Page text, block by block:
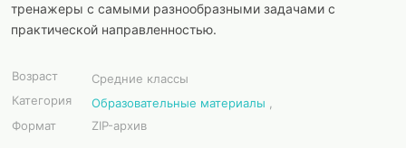
тренажеры с самыми разнообразными задачами с
практической направленностью.
Возраст
Средние классы
Категория
Образовательные материалы
Формат
ZIP-архив